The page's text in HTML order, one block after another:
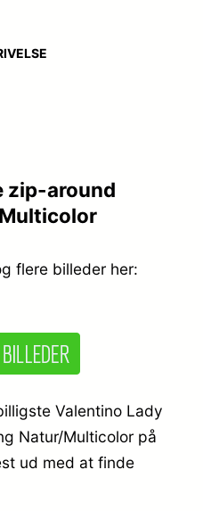
zip-around
flere billeder her:
Valentino Lady
Natur/Multicolor på
ud med at finde